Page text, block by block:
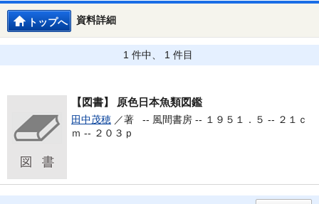
資料詳細
トップへ
1 件中、 1 件目
【図書】 原色日本魚類図鑑
田中茂穂 ／著 -- 風間書房 -- １９５１．５ -- ２１ｃ
ｍ -- ２０３ｐ